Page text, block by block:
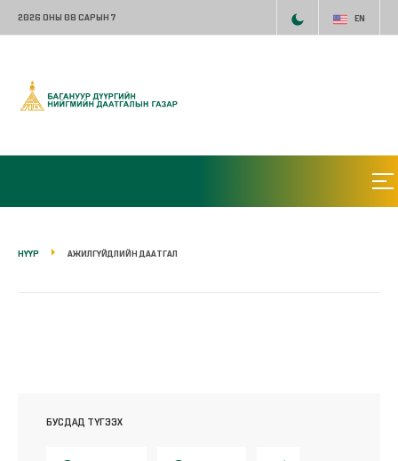
2026 ОНЫ 08 САРЫН 7 EN
НҮҮР АЖИЛГҮЙДЛИЙН ДААТГАЛ
БУСДАД ТҮГЭЭХ